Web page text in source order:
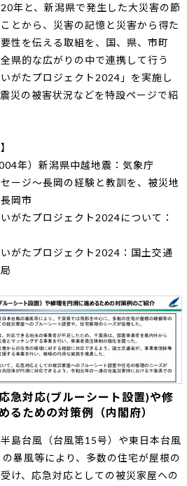
年と、新潟県で発生した大災害の節
とから、災害の記憶と災害から得た
性を伝える取組を、国、県、市町
県的な広がりの中で連携して行う
いがたプロジェクト2024」を実施し
災の被害状況などを特設ページで紹
年）新潟県中越地震：気象庁
ージ～長岡の経験と教訓を、被災地
岡市
がたプロジェクト2024について：
がたプロジェクト2024：国土交通
急対応(ブルーシート設置)や修
るための対策例（内閣府）
島台風（台風第15号）や東日本台風
の暴風等により、多数の住宅が屋根の
け、応急対応としての被災家屋への